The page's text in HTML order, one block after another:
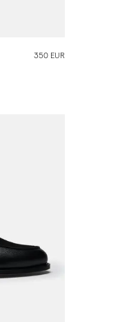
350 EUR